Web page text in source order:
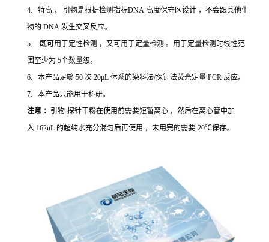
4. 特高 ， 引物是根据检测指标DNA 高度保守区设计 ，不会跟其他生
物的 DNA 发生交叉反应。
5. 既可用于定性检测 ，又可用于定量检测 。用于定量检测时线性范
围至少为 5个数量级。
6. 本产品足够 50 次 20μL 体系的染料法/探针法荧光定量 PCR 反应。
7. 本产品只能用于科研。
注意 ： 引物-探针干粉在使用前需要短暂离心 ，然后在离心管中加
入 162uL 的超纯水充分混匀后再使用 ，未用完的需要-20℃保存。